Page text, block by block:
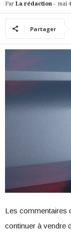
Par La rédaction - mai
Partager
Les commentaires
continuer à vendre